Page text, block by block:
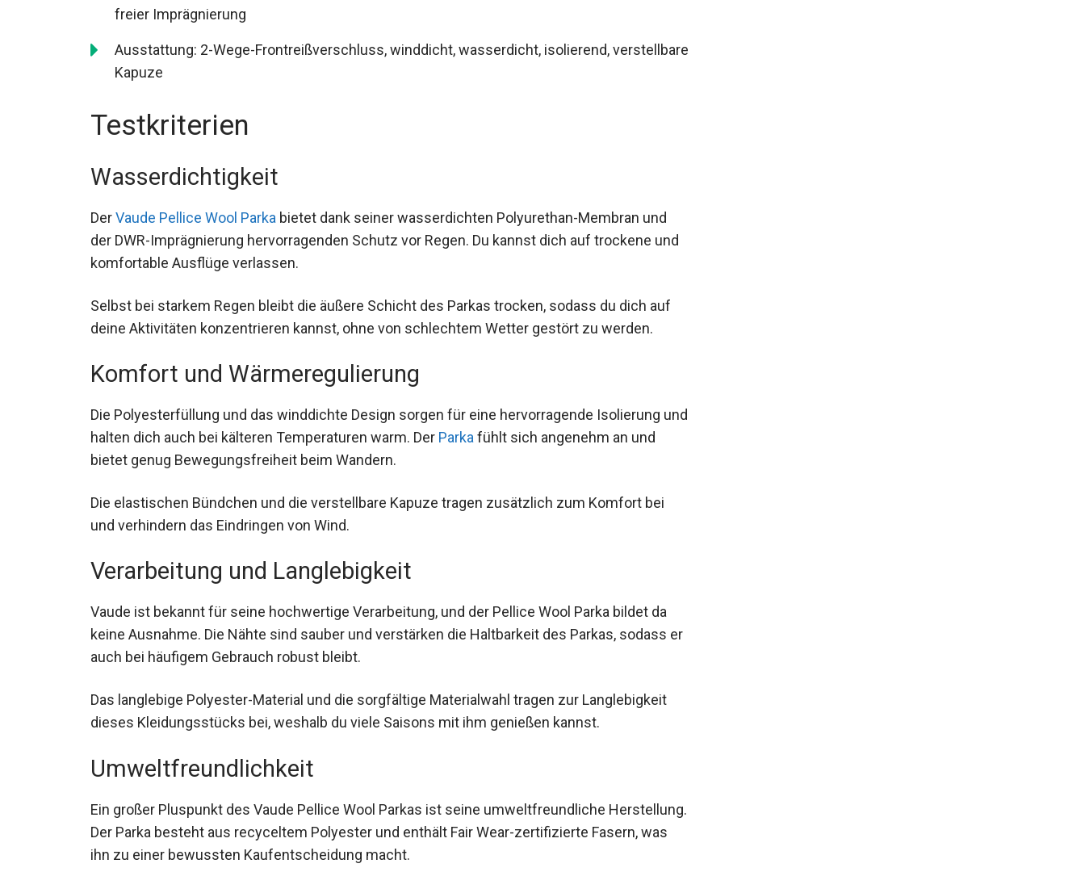
freier Imprägnierung
Ausstattung: 2-Wege-Frontreißverschluss, winddicht, wasserdicht, isolierend,
verstellbare Kapuze
Testkriterien
Wasserdichtigkeit
DerVaude Pellice Wool Parka bietet dank seiner wasserdichten Polyurethan-Membran und
der DWR-Imprägnierung hervorragenden Schutz vor Regen. Du kannst dich auf trockene und
komfortable Ausflüge verlassen.
Selbst bei starkem Regen bleibt die äußere Schicht des Parkas trocken, sodass du dich auf
deine Aktivitäten konzentrieren kannst, ohne von schlechtem Wetter gestört zu werden.
Komfort und Wärmeregulierung
Die Polyesterfüllung und das winddichte Design sorgen für eine hervorragende Isolierung
und halten dich auch bei kälteren Temperaturen warm. DerParkafühlt sich angenehm an
und bietet genug Bewegungsfreiheit beim Wandern.
Die elastischen Bündchen und die verstellbare Kapuze tragen zusätzlich zum Komfort bei
und verhindern das Eindringen von Wind.
Verarbeitung und Langlebigkeit
Vaude ist bekannt für seine hochwertige Verarbeitung, und der Pellice Wool Parka bildet da
keine Ausnahme. Die Nähte sind sauber und verstärken die Haltbarkeit des Parkas, sodass
er auch bei häufigem Gebrauch robust bleibt.
Das langlebige Polyester-Material und die sorgfältige Materialwahl tragen zur Langlebigkeit
dieses Kleidungsstücks bei, weshalb du viele Saisons mit ihm genießen kannst.
Umweltfreundlichkeit
Ein großer Pluspunkt des Vaude Pellice Wool Parkas ist seine umweltfreundliche
Herstellung. Der Parka besteht aus recyceltem Polyester und enthält Fair Wear-zertifizierte
Fasern, was ihn zu einer bewussten Kaufentscheidung macht.